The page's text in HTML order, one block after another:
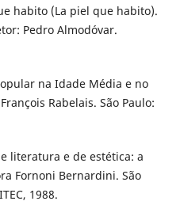
habito (La piel que habito).
Pedro Almodóvar.
na Idade Média e no
Rabelais. São Paulo:
literatura e de estética: a
Fornoni Bernardini. São
1988.